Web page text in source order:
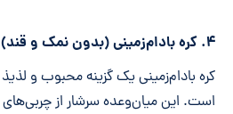
۴. کره بادام‌زمینی (بدون نمک و قند)
کره بادام‌زمینی یک گزینه محبوب و
است. این میان‌وعده سرشار از